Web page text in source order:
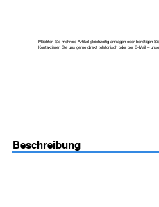
Möchten Sie mehrere Artikel gleichzeitig anfragen oder benötigen
Kontaktieren Sie uns gerne direkt telefonisch oder per E-Mail –
Beschreibung